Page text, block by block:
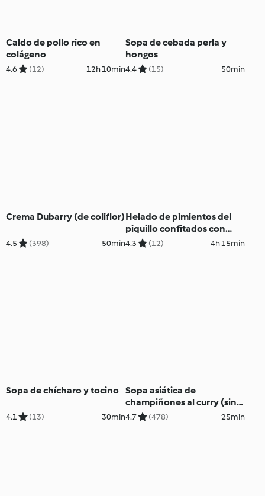
Caldo de pollo rico en
colágeno
4.6 (12) 12h 10min
Sopa de cebada perla y
hongos
4.4 (15) 50min
Crema Dubarry (de coliflor)
4.5 (398) 50min
Helado de pimientos del
piquillo confitados con
ajoblanco
4.3 (12) 4h 15min
Sopa de chícharo y tocino
4.1 (13) 30min
Sopa asiática de
champiñones al curry (sin
gluten)
4.7 (478) 25min